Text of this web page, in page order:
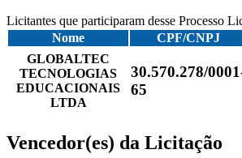
Licitantes que participaram desse Processo
Nome
CPF/CNPJ
GLOBALTEC
TECNOLOGIAS
EDUCACIONAIS
LTDA
30.570.278/
65
Vencedor(es) da Licitação